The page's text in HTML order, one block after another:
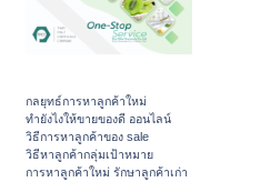
กลยุทธ์การหาลูกค้าใหม่
ทํายังไงให้ขายของดี ออนไลน์
วิธีการหาลูกค้าของ sale
วิธีหาลูกค้ากลุ่มเป้าหมาย
การหาลูกค้าใหม่ รักษาลูกค้าเก่า